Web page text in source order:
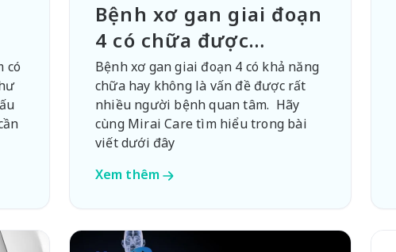
có
Bệnh xơ gan giai đoạn
4 có chữa được
không?
Bệnh xơ gan giai đoạn 4 có khả năng
chữa hay không là vấn đề được rất
nhiều người bệnh quan tâm. Hãy
cùng Mirai Care tìm hiểu trong bài
viết dưới đây
Xem thêm